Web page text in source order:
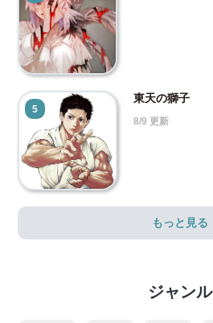
5
東天の獅子
8/9 更新
もっと見る
ジャンル